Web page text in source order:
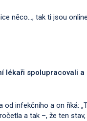
něco…, tak ti jsou
lékaři spolupracovali
infekčního a on říká:
a tak –, že ten